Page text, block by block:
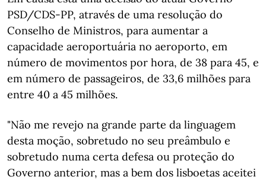
PSD/CDS-PP, através de uma resolução do
Conselho de Ministros, para aumentar a
capacidade aeroportuária no aeroporto, em
número de movimentos por hora, de 38 para 45, e
em número de passageiros, de 33,6 milhões para
entre 40 a 45 milhões.
"Não me revejo na grande parte da linguagem
desta moção, sobretudo no seu preâmbulo e
sobretudo numa certa defesa ou proteção do
Governo anterior, mas a bem dos lisboetas aceitei